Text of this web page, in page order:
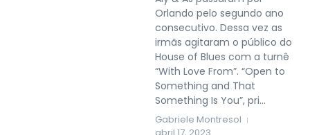
Orlando pelo segundo ano
consecutivo. Dessa vez as
irmãs agitaram o público do
House of Blues com a turnê
“With Love From”. “Open to
Something and That
Something Is You”, pri...
Gabriele Montresol